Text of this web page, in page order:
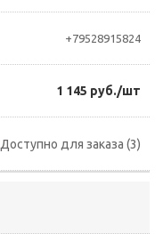
+79528915824
1 145 руб./шт
Доступно для заказа (3)